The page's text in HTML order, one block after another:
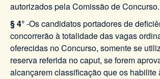
autorizados pela Comissão de Concurso.
§ 4°-Os candidatos portadores de
concorrerão à totalidade das vagas
oferecidas no Concurso, somente se
reserva referida no caput, se forem
alcançarem classificação que os habilite